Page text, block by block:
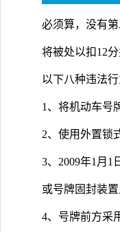
必须算，没有
将被处以扣12分
以下八种违法
1、将机动车号
2、使用外置锁
3、2009年1月
或号牌固封装
4、号牌前方采